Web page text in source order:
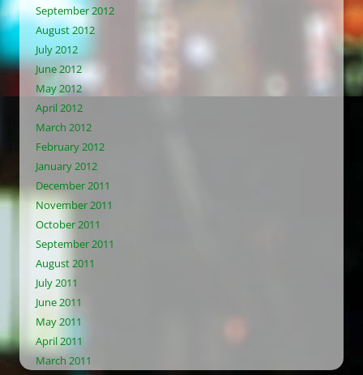
September 2012
August 2012
July 2012
June 2012
May 2012
April 2012
March 2012
February 2012
January 2012
December 2011
November 2011
October 2011
September 2011
August 2011
July 2011
June 2011
May 2011
April 2011
March 2011